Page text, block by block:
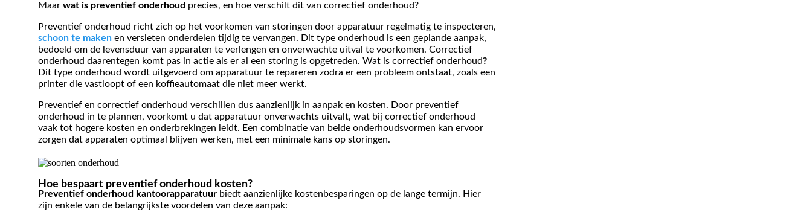
Maar wat is preventief onderhoud precies, en hoe verschilt dit van correctief onderhoud?
Preventief onderhoud richt zich op het voorkomen van storingen door apparatuur regelmatig te inspecteren,
schoon te maken en versleten onderdelen tijdig te vervangen. Dit type onderhoud is een geplande aanpak,
bedoeld om de levensduur van apparaten te verlengen en onverwachte uitval te voorkomen. Correctief
onderhoud daarentegen komt pas in actie als er al een storing is opgetreden. Wat is correctief onderhoud?
Dit type onderhoud wordt uitgevoerd om apparatuur te repareren zodra er een probleem ontstaat, zoals een
printer die vastloopt of een koffieautomaat die niet meer werkt.
Preventief en correctief onderhoud verschillen dus aanzienlijk in aanpak en kosten. Door preventief
onderhoud in te plannen, voorkomt u dat apparatuur onverwachts uitvalt, wat bij correctief onderhoud
vaak tot hogere kosten en onderbrekingen leidt. Een combinatie van beide onderhoudsvormen kan ervoor
zorgen dat apparaten optimaal blijven werken, met een minimale kans op storingen.
Hoe bespaart preventief onderhoud kosten?
Preventief onderhoud kantoorapparatuur biedt aanzienlijke kostenbesparingen op de lange termijn. Hier
zijn enkele van de belangrijkste voordelen van deze aanpak: